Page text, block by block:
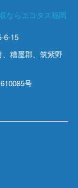
ならエコタス福岡
6-15
糟屋郡、筑紫野
号